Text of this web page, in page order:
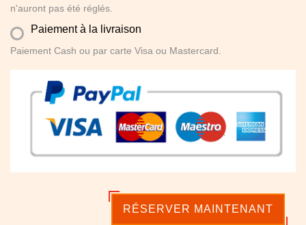
n'auront pas été réglés.
Paiement à la livraison
Paiement Cash ou par carte Visa ou Mastercard.
RÉSERVER MAINTENANT